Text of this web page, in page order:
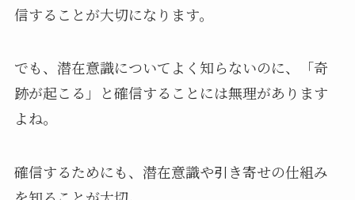
信することが大切になります。
でも、潜在意識についてよく知らないのに、「奇
跡が起こる」と確信することには無理があります
よね。
確信するためにも、潜在意識や引き寄せの仕組み